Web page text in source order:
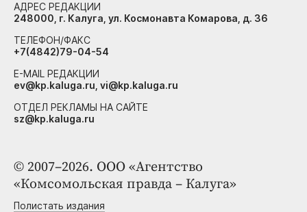
© 2007–2026. ООО «Агентство
«Комсомольская правда – Калуга»
Полистать издания
АДРЕС РЕДАКЦИИ
248000, г. Калуга, ул. Космонавта Комарова, д. 36
ТЕЛЕФОН/ФАКС
+7(4842)79-04-54
E-MAIL РЕДАКЦИИ
ev@kp.kaluga.ru, vi@kp.kaluga.ru
ОТДЕЛ РЕКЛАМЫ НА САЙТЕ
sz@kp.kaluga.ru